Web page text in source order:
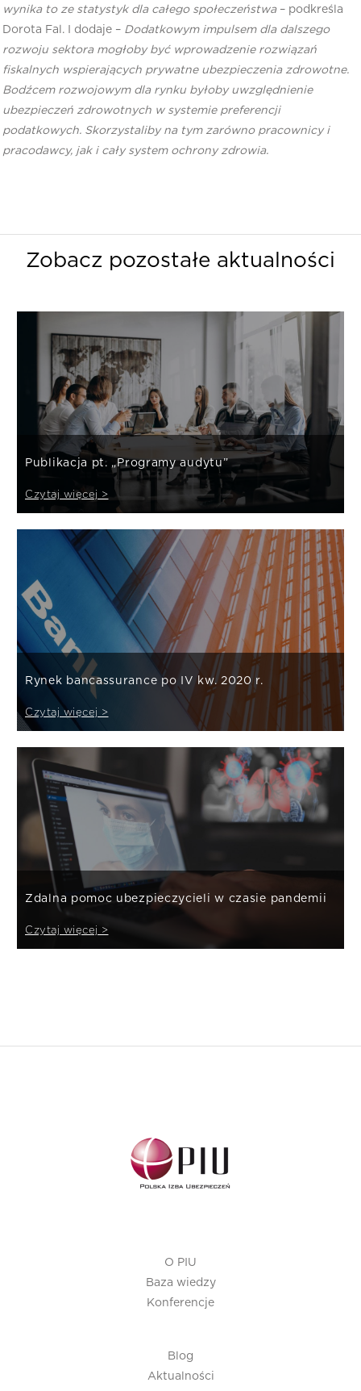
wynika to ze statystyk dla całego społeczeństwa– podkreśla
Dorota Fal. I dodaje – Dodatkowym impulsem dla dalszego
rozwoju sektora mogłoby być wprowadzenie rozwiązań
fiskalnych wspierających prywatne ubezpieczenia zdrowotne.
Bodźcem rozwojowym dla rynku byłoby uwzględnienie
ubezpieczeń zdrowotnych w systemie preferencji
podatkowych. Skorzystaliby na tym zarówno pracownicy i
pracodawcy, jak i cały system ochrony zdrowia.
Zobacz pozostałe aktualności
Publikacja pt. „Programy audytu”
Czytaj więcej >
Rynek bancassurance po IV kw. 2020 r.
Czytaj więcej >
Zdalna pomoc ubezpieczycieli w czasie pandemii
Czytaj więcej >
O PIU
Baza wiedzy
Konferencje
Blog
Aktualności